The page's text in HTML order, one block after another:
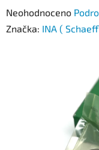
Průměrné
hodnocení
Neohodnoceno
Značka: INA (